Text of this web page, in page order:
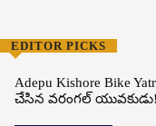
EDITOR PICKS
Adepu Kishore Bike
చేసిన వరంగల్ యువకుడు!